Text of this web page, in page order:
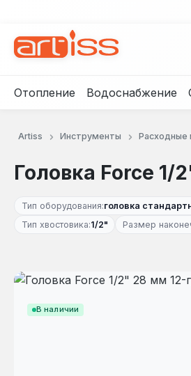
Отопление Водоснабжение
Artiss Инструменты Расходные
Головка Force 1/
Тип оборудования:головка
Тип хвостовика:1/2" Размер
В наличии
Пропустить галерею